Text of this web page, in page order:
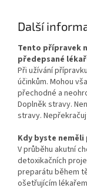
Další
Tento přípravek
předepsané
Při užívání
účinkům. Mohou
přechodné a
Doplněk stravy.
stravy.
Kdy byste
V průběhu akutní
detoxikačních
preparátu během
ošetřujícím